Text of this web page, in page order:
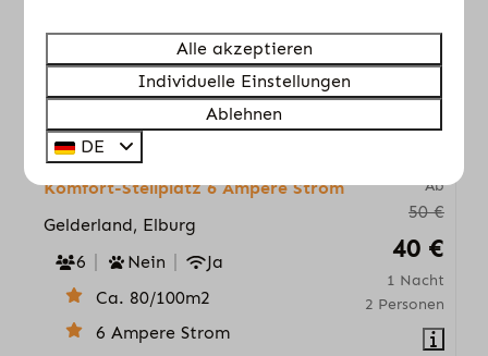
8,7
Ab
50 €
40 €
1 Nacht
2 Personen
Komfort-Stellplatz 6 Ampere Strom
Gelderland, Elburg
6
Nein
Ja
Ca. 80/100m2
6 Ampere Strom
Alle akzeptieren
Individuelle Einstellungen
Ablehnen
DE